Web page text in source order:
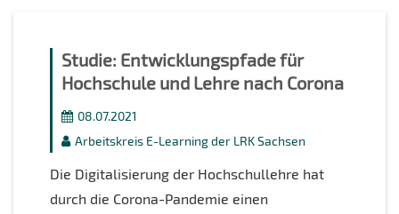
Studie: Entwicklungspfade für
Hochschule und Lehre nach Corona
08.07.2021
Arbeitskreis E-Learning der LRK Sachsen
Die Digitalisierung der Hochschullehre hat
durch die Corona-Pandemie einen